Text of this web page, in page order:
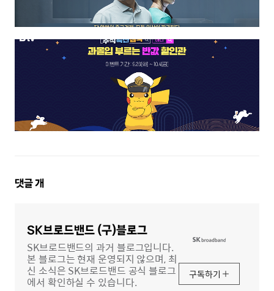
댓
댓글개
SK브로드밴드 (구)블로그
SK브로드밴드의 과거 블로그입니다.
본 블로그는 현재 운영되지 않으며, 최
신 소식은 SK브로드밴드 공식 블로그
에서 확인하실 수 있습니다.
구독하기